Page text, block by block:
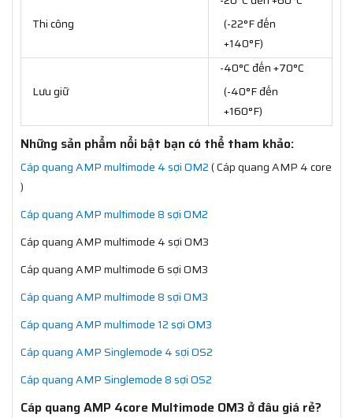
Thi công
(-22°F đến
+140°F)
Lưu giữ
-40°C đến +70°C
(-40°F đến
+160°F)
Những sản phẩm nổi bật bạn có thể tham khảo:
Cáp quang AMP multimode 4 sợi OM2( Cáp quang AMP 4 core
)
Cáp quang AMP multimode 8 sợi OM2
Cáp quang AMP multimode 4 sợi OM3
Cáp quang AMP multimode 6 sợi OM3
Cáp quang AMP multimode 8 sợi OM3
Cáp quang AMP multimode 12 sợi OM3
Cáp quang AMP Singlemode 4 sợi OS2
Cáp quang AMP Singlemode 8 sợi OS2
Cáp quang AMP 4core Multimode OM3 ở đâu giá rẻ?